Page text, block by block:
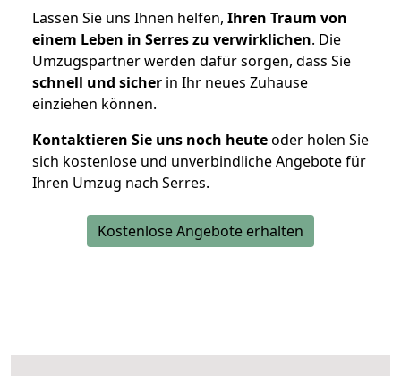
Lassen Sie uns Ihnen helfen, Ihren Traum von
einem Leben in Serres zu verwirklichen. Die
Umzugspartner werden dafür sorgen, dass Sie
schnell und sicher in Ihr neues Zuhause
einziehen können.
Kontaktieren Sie uns noch heuteoder holen Sie
sich kostenlose und unverbindliche Angebote für
Ihren Umzug nach Serres.
Kostenlose Angebote erhalten